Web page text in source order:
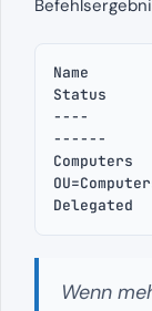
Name
Status
----
------
Computers
Delegated
Wenn